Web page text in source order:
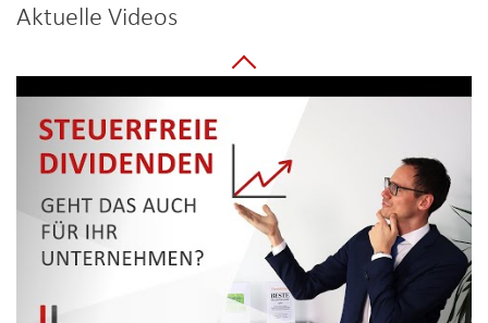
Aktuelle Videos